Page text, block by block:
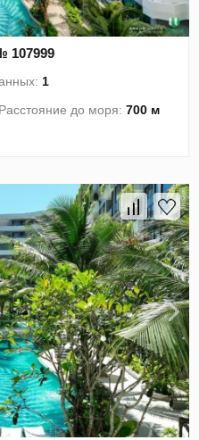
107999
1
Расстояние до моря:700 м